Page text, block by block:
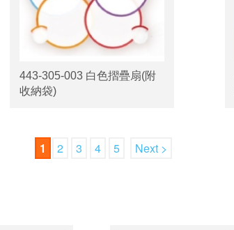
443-305-003 白色摺疊扇(附
收納袋)
1 2 3 4 5 Next >